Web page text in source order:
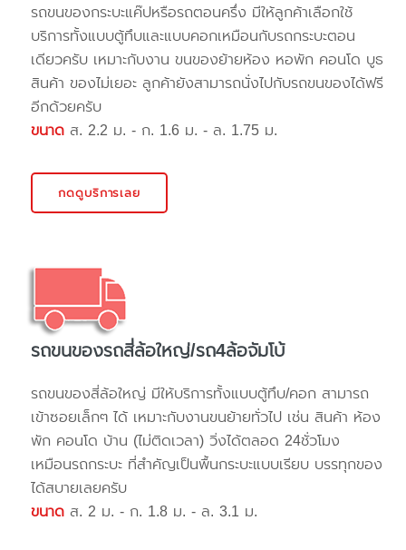
รถขนของกระบะแค๊ปหรือรถตอนครึ่ง มีให้ลูกค้าเลือกใช้
บริการทั้งแบบตู้ทึบและแบบคอกเหมือนกับรถกระบะตอน
เดียวครับ เหมาะกับงาน ขนของย้ายห้อง หอพัก คอนโด บูธ
สินค้า ของไม่เยอะ ลูกค้ายังสามารถนั่งไปกับรถขนของได้ฟรี
อีกด้วยครับ
ขนาด ส. 2.2 ม. - ก. 1.6 ม. - ล. 1.75 ม.
กดดูบริการเลย
รถขนของรถสี่ล้อใหญ่/รถ4ล้อจัมโบ้
รถขนของสี่ล้อใหญ่ มีให้บริการทั้งแบบตู้ทึบ/คอก สามารถ
เข้าซอยเล็กๆ ได้ เหมาะกับงานขนย้ายทั่วไป เช่น สินค้า ห้อง
พัก คอนโด บ้าน (ไม่ติดเวลา) วิ่งได้ตลอด 24ชั่วโมง
เหมือนรถกระบะ ที่สำคัญเป็นพื้นกระบะแบบเรียบ บรรทุกของ
ได้สบายเลยครับ
ขนาด ส. 2 ม. - ก. 1.8 ม. - ล. 3.1 ม.